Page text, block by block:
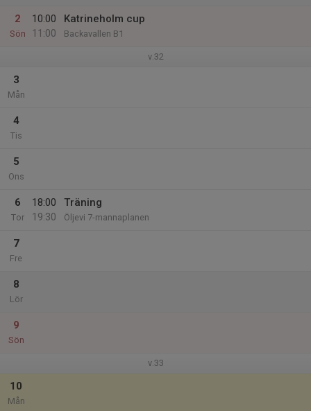
2
Sön
10:00
11:00
Katrineholm cup
Backavallen B1
v.32
3
Mån
4
Tis
5
Ons
6
Tor
18:00
19:30
Träning
Öljevi 7-mannaplanen
7
Fre
8
Lör
9
Sön
v.33
10
Mån